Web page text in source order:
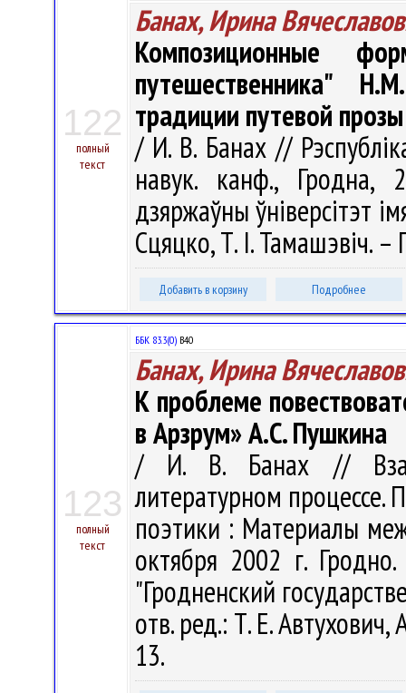
122
полный
текст
Банах, Ирина
Композиционные
путешественника"
традиции путевой прозы
/ И. В. Банах //
навук. канф., Гродна,
дзяржаўны ўнiверсітэт
Сцяцко, Т. І. Тамашэвіч.
Добавить в корзину Подробнее
123
полный
текст
ББК 83.3(0) В40
Банах, Ирина
К проблеме
в Арзрум» А.С. Пушкина
/ И. В. Банах //
литературном процессе.
поэтики : Материалы
октября 2002 г.
"Гродненский
отв. ред.: Т. Е.
13.